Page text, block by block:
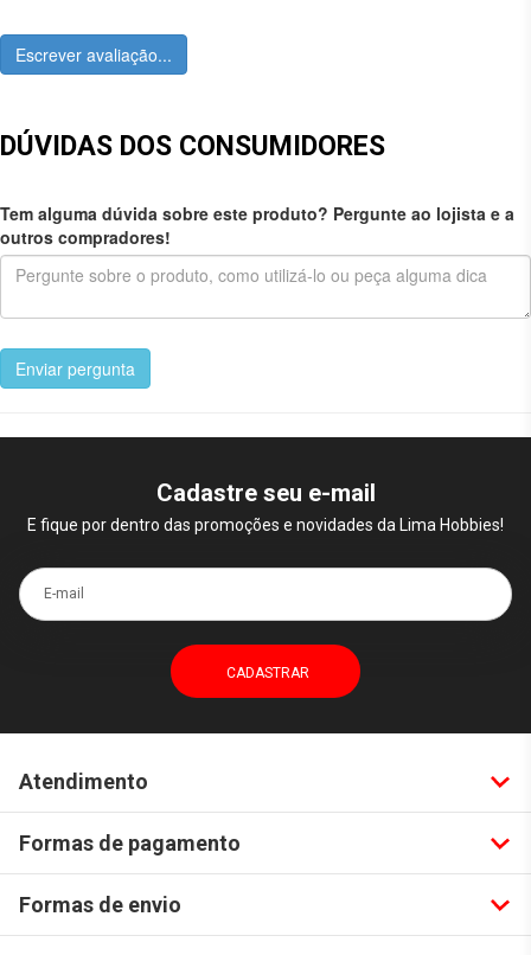
Escrever avaliação...
DÚVIDAS DOS CONSUMIDORES
Tem alguma dúvida sobre este produto? Pergunte ao lojista e a
outros compradores!
Enviar pergunta
Cadastre seu e-mail
E fique por dentro das promoções e novidades da Lima Hobbies!
E-mail
Atendimento
Formas de pagamento
Formas de envio